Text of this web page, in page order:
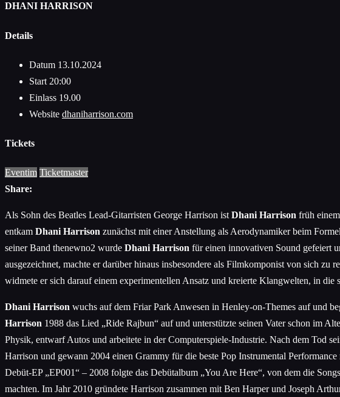
DHANI HARRISON
Details
Datum 13.10.2024
Start 20:00
Einlass 19.00
Website dhaniharrison.com
Tickets
Eventim Ticketmaster
Share:
Als Sohn des Beatles Lead-Gitarristen George Harrison ist Dhani Harrison früh
entkam Dhani Harrison zunächst mit einer Anstellung als Aerodynamiker beim
seiner Band thenewno2 wurde Dhani Harrison für einen innovativen Sound gefeiert
ausgezeichnet, machte er darüber hinaus insbesondere als Filmkomponist von sich
widmete er sich darauf einem experimentellen Ansatz und kreierte Klangwelten, in
Dhani Harrison wuchs auf dem Friar Park Anwesen in Henley-on-Themes auf und
Harrison 1988 das Lied „Ride Rajbun“ auf und unterstützte seinen Vater schon im
Physik, entwarf Autos und arbeitete in der Computerspiele-Industrie. Nach dem Tod
Harrison und gewann 2004 einen Grammy für die beste Pop Instrumental
Debüt-EP „EP001“ – 2008 folgte das Debütalbum „You Are Here“, von dem die
machten. Im Jahr 2010 gründete Harrison zusammen mit Ben Harper und Joseph